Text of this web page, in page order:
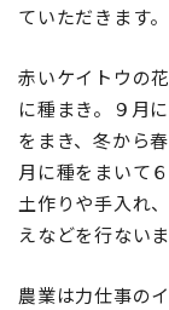
ていただきます。
赤いケイトウの
に種まき。９月
をまき、冬から
月に種をまいて
土作りや手入れ
えなどを行ないま
農業は力仕事の